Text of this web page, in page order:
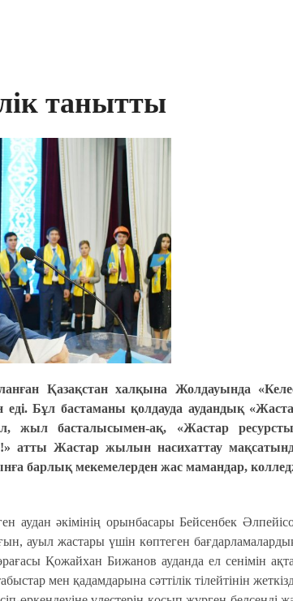
танытты
Қазақстан халқына Жолдауында
Бұл бастаманы қолдауда аудандық
жыл басталысымен-ақ, «Жастар
атты Жастар жылын насихаттау
барлық мекемелерден жас мамандар,
әкімінің орынбасары Бейсенбек
ауыл жастары үшін көптеген
Қожайхан Бижанов ауданда ел сенімін
мен қадамдарына сәттілік тілейтінін